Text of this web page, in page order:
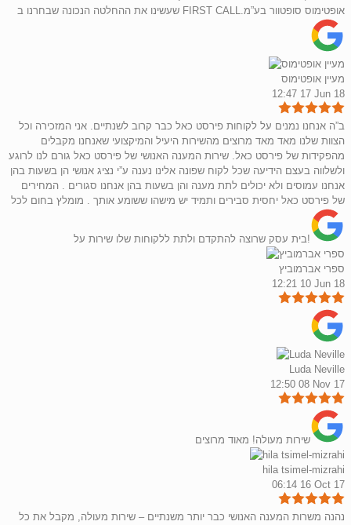
שעשינו את ההחלטה הנכונה שבחרנו ב FIRST CALL.אופטימוס סופטוור בע”מ
מעיין אופטימוס
12:47 17 Jun 18
ב”ה אנחנו נמנים על לקוחות פירסט כאל כבר קרוב לשנתיים. אני המזכירה וכל
הצוות שלנו מאד מאד מרוצים מהשירות היעיל והמיקצועי שאנחנו מקבלים
מהפקידות של פירסט כאל. שירות המענה האנושי של פירסט כאל גורם לנו לרוגע
ולשלווה בעצם הידיעה שכל לקוח שפונה אלינו נענה ע”י נציג אנושי הן בשעות בהן
אנחנו עמוסים ולא יכולים לתת מענה והן בשעות בהן אנחנו סגורים . המחירים
של פירסט כאל יחסית סבירים ותמיד יש מישהו ששומע אותך . מומלץ בחום לכל
בית עסק שרוצה להתקדם ולתת ללקוחות שלו שירות על!
ספרי אברמוביץ
12:21 10 Jun 18
Luda Neville
12:50 08 Nov 17
שירות מעולה! מאוד מרוצים
hila tsimel-mizrahi
06:14 16 Oct 17
נהנה משרות המענה האנושי כבר יותר משנתיים – שירות מעולה, מקבל את כל